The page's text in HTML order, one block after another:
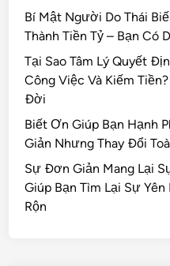
Bí Mật Người Do Thái
Thành Tiền Tỷ – Bạn Có
Tại Sao Tâm Lý Quyết
Công Việc Và Kiếm
Đời
Biết Ơn Giúp Bạn Hạnh
Giản Nhưng Thay Đổi
Sự Đơn Giản Mang Lại
Giúp Bạn Tìm Lại Sự
Rộn